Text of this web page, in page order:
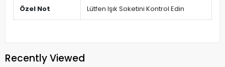
Özel Not Lütfen Işık Soketini Kontrol Edin
Recently Viewed